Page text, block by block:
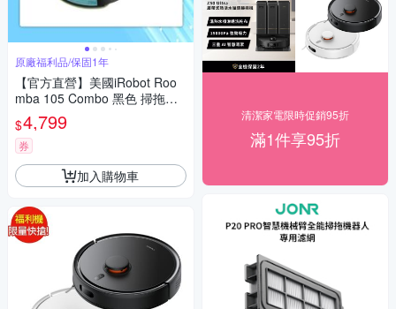
原廠福利品/保固1年
【官方直營】美國iRobot Roo
mba 105 Combo 黑色 掃拖機
$4,799
券
加入購物車
清潔家電限時促銷95折
滿1件享95折